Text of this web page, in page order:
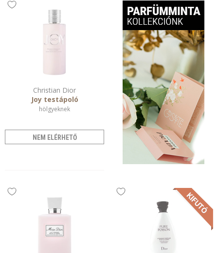
Christian Dior
Joy testápoló
hölgyeknek
NEM ELÉRHETŐ